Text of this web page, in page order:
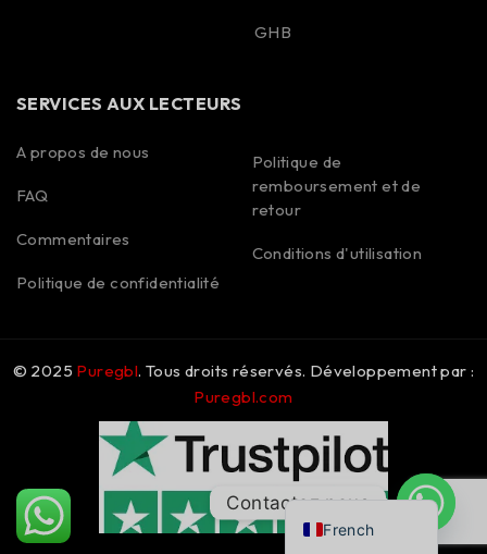
GHB
SERVICES AUX LECTEURS
A propos de nous
FAQ
Commentaires
Politique de confidentialité
Politique de
remboursement et de
retour
Conditions d'utilisation
© 2025 Puregbl. Tous droits réservés. Développement par :
Puregbl.com
French
Czech
Dutch
German
Contactez nous